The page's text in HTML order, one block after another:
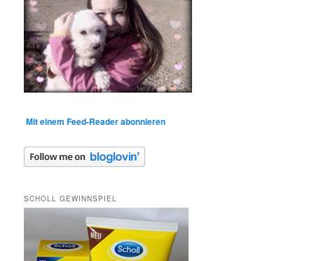
Mit einem Feed-Reader abonnieren
SCHOLL GEWINNSPIEL